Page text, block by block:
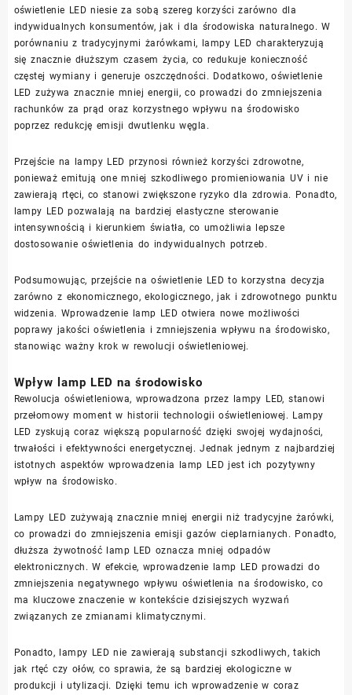
oświetlenie LED niesie za sobą szereg korzyści zarówno dla
indywidualnych konsumentów, jak i dla środowiska naturalnego. W
porównaniu z tradycyjnymi żarówkami, lampy LED charakteryzują
się znacznie dłuższym czasem życia, co redukuje konieczność
częstej wymiany i generuje oszczędności. Dodatkowo, oświetlenie
LED zużywa znacznie mniej energii, co prowadzi do zmniejszenia
rachunków za prąd oraz korzystnego wpływu na środowisko
poprzez redukcję emisji dwutlenku węgla.
Przejście na lampy LED przynosi również korzyści zdrowotne,
ponieważ emitują one mniej szkodliwego promieniowania UV i nie
zawierają rtęci, co stanowi zwiększone ryzyko dla zdrowia. Ponadto,
lampy LED pozwalają na bardziej elastyczne sterowanie
intensywnością i kierunkiem światła, co umożliwia lepsze
dostosowanie oświetlenia do indywidualnych potrzeb.
Podsumowując, przejście na oświetlenie LED to korzystna decyzja
zarówno z ekonomicznego, ekologicznego, jak i zdrowotnego punktu
widzenia. Wprowadzenie lamp LED otwiera nowe możliwości
poprawy jakości oświetlenia i zmniejszenia wpływu na środowisko,
stanowiąc ważny krok w rewolucji oświetleniowej.
Wpływ lamp LED na środowisko
Rewolucja oświetleniowa, wprowadzona przez lampy LED, stanowi
przełomowy moment w historii technologii oświetleniowej. Lampy
LED zyskują coraz większą popularność dzięki swojej wydajności,
trwałości i efektywności energetycznej. Jednak jednym z najbardziej
istotnych aspektów wprowadzenia lamp LED jest ich pozytywny
wpływ na środowisko.
Lampy LED zużywają znacznie mniej energii niż tradycyjne żarówki,
co prowadzi do zmniejszenia emisji gazów cieplarnianych. Ponadto,
dłuższa żywotność lamp LED oznacza mniej odpadów
elektronicznych. W efekcie, wprowadzenie lamp LED prowadzi do
zmniejszenia negatywnego wpływu oświetlenia na środowisko, co
ma kluczowe znaczenie w kontekście dzisiejszych wyzwań
związanych ze zmianami klimatycznymi.
Ponadto, lampy LED nie zawierają substancji szkodliwych, takich
jak rtęć czy ołów, co sprawia, że są bardziej ekologiczne w
produkcji i utylizacji. Dzięki temu ich wprowadzenie w coraz